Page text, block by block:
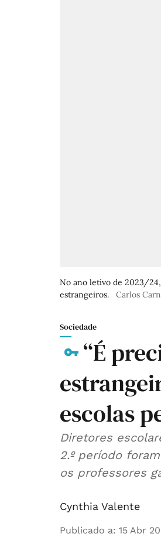
No ano letivo de 2023/24,
estrangeiros.
Carlos
Sociedade
“É
escolas
Diretores
2.º período
os professores
Cynthia Valente
Publicado a: 15 Abr